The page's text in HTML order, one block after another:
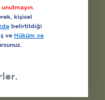
kişisel
belirtildiği
ve Hüküm ve